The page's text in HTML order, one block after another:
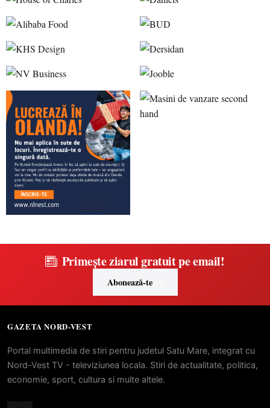
Primește ziarul gratuit pe email!
Abonează-te
GAZETA NORD-VEST
Portal multimedia de stiri pentru judetul Satu Mare, integrat cu
Nord-Vest TV - televiziunea locala. Stiri de actualitate, politica,
economie, sport, cultura si multe altele.